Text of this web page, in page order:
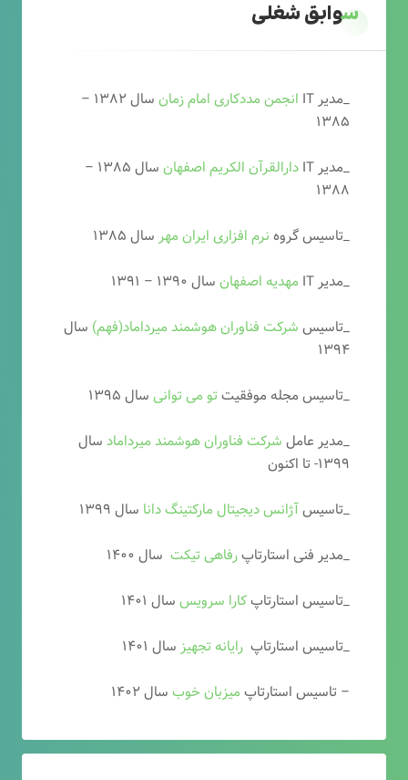
سوابق شغلی
_مدیر IT انجمن مددکاری امام زمان
سال ۱۳۸۲ –
۱۳۸۵
_مدیر IT
دارالقرآن الکریم اصفهان
سال ۱۳۸۵ –
۱۳۸۸
_تاسیس گروه نرم افزاری ایران مهر سال ۱۳۸۵
_مدیر IT
مهدیه اصفهان سال ۱۳۹۰ – ۱۳۹۱
_تاسیس شرکت فناوران هوشمند میرداماد(فهم) سال
۱۳۹۴
_تاسیس مجله موفقیتتو می توانی سال ۱۳۹۵
_مدیر عامل شرکت فناوران هوشمند میرداماد سال
۱۳۹۹- تا اکنون
_تاسیسآژانس دیجیتال مارکتینگ دانا سال ۱۳۹۹
_مدیر فنی استارتاپرفاهی تیکت سال ۱۴۰۰
_تاسیس استارتاپکارا سرویس سال ۱۴۰۱
_تاسیس استارتاپ رایانه تجهیز سال ۱۴۰۱
– تاسیس استارتاپ میزبان خوب سال ۱۴۰۲